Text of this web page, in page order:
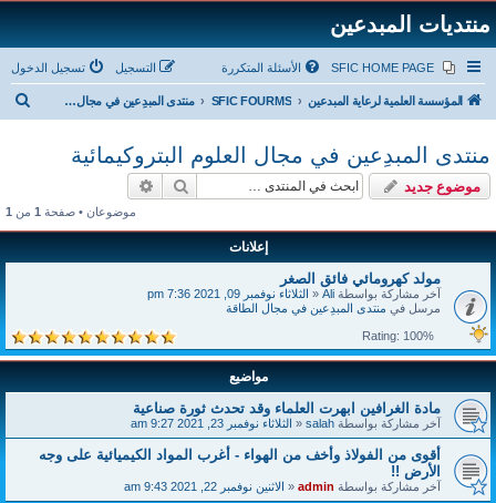
منتديات المبدعين
SFIC HOME PAGE الأسئلة المتكررة تسجيل الدخول التسجيل
المؤسسة العلمية لرعاية المبدعين SFIC FOURMS منتدى المبدِعين في مجال العلوم البتروكيمائية
منتدى المبدِعين في مجال العلوم البتروكيمائية
موضوع جديد بحث
موضوعان • صفحة 1 من 1
إعلانات
مولد كهرومائي فائق الصغر
آخر مشاركة بواسطة Ali
« الثلاثاء نوفمبر 09, 2021 7:36 pm
مرسل في منتدى المبدِعين في مجال الطاقة
مواضيع
مادة الغرافين ابهرت العلماء وقد تحدث ثورة صناعية
آخر مشاركة بواسطة salah
« الثلاثاء نوفمبر 23, 2021 9:27 am
أقوى من الفولاذ وأخف من الهواء - أغرب المواد الكيميائية على وجه
الأرض !!
آخر مشاركة بواسطة admin
« الاثنين نوفمبر 22, 2021 9:43 am